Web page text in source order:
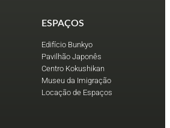
ESPAÇOS
Edifício Bunkyo
Pavilhão Japonês
Centro Kokushikan
Museu da Imigração
Locação de Espaços